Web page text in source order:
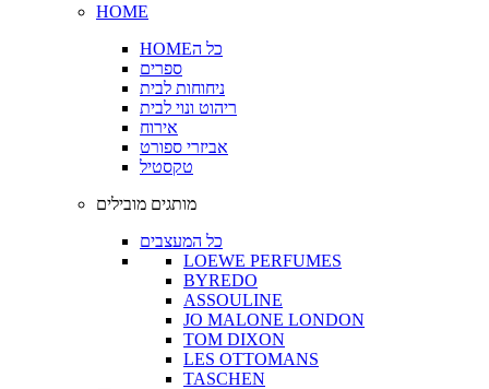
HOME
HOMEכל ה
ספרים
ניחוחות לבית
ריהוט ונוי לבית
אירוח
אביזרי ספורט
טקסטיל
מותגים מובילים
כל המעצבים
LOEWE PERFUMES
BYREDO
ASSOULINE
JO MALONE LONDON
TOM DIXON
LES OTTOMANS
TASCHEN